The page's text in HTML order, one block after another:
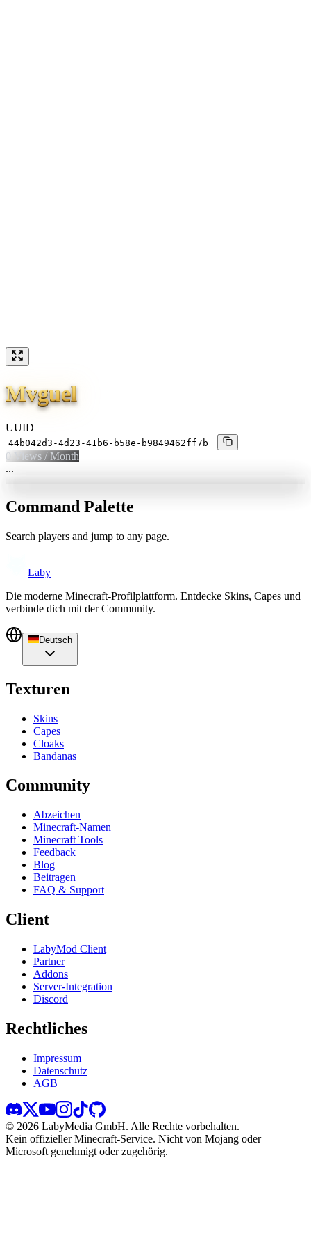
Mvguel
UUID
0 Views / Month
...
Command Palette
Search players and jump to any page.
Laby
Die moderne Minecraft-Profilplattform. Entdecke Skins, Capes und
verbinde dich mit der Community.
Deutsch
Texturen
Skins
Capes
Cloaks
Bandanas
Community
Abzeichen
Minecraft-Namen
Minecraft Tools
Feedback
Blog
Beitragen
FAQ & Support
Client
LabyMod Client
Partner
Addons
Server-Integration
Discord
Rechtliches
Impressum
Datenschutz
AGB
© 2026 LabyMedia GmbH. Alle Rechte vorbehalten.
Kein offizieller Minecraft-Service. Nicht von Mojang oder
Microsoft genehmigt oder zugehörig.